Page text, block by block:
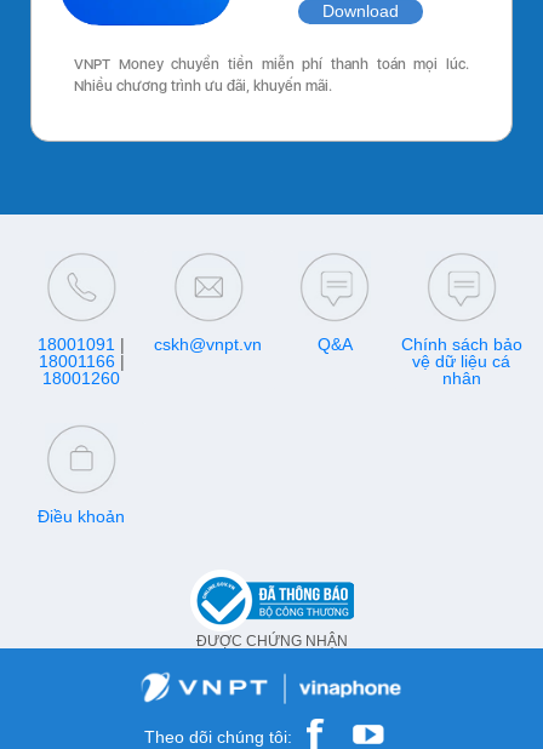
Download
VNPT Money chuyển tiền miễn phí thanh toán mọi lúc.
Nhiều chương trình ưu đãi, khuyến mãi.
18001091 |
18001166|
18001260
cskh@vnpt.vn Q&A
Chính sách bảo
vệ dữ liệu cá
nhân
Điều khoản
ĐƯỢC CHỨNG NHẬN
Theo dõi chúng tôi: